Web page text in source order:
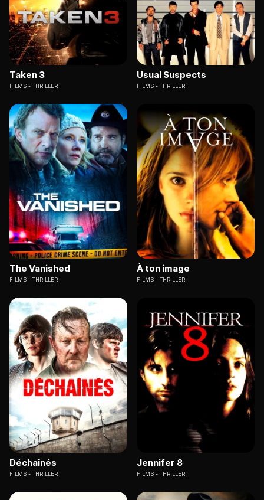
Taken 3
FILMS THRILLER
Usual Suspects
FILMS THRILLER
The Vanished
FILMS THRILLER
À ton image
FILMS THRILLER
Déchaînés
FILMS THRILLER
Jennifer 8
FILMS THRILLER